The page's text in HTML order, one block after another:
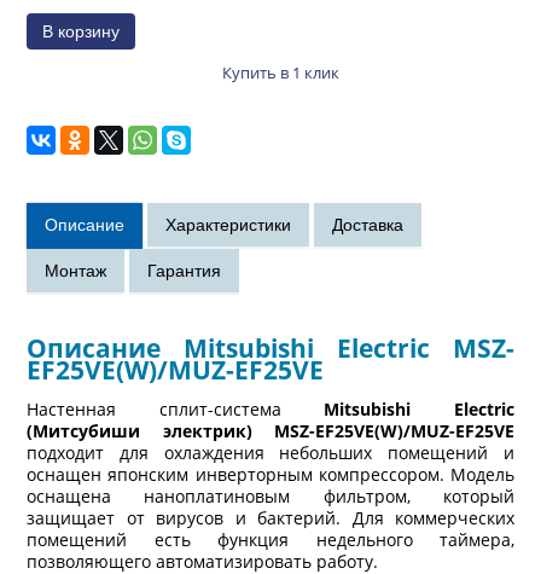
Купить в 1 клик
Описание Mitsubishi Electric MSZ-
EF25VE(W)/MUZ-EF25VE
Настенная сплит-система Mitsubishi Electric
(Митсубиши электрик) MSZ-EF25VE(W)/MUZ-EF25VE
подходит для охлаждения небольших помещений и
оснащен японским инверторным компрессором. Модель
оснащена наноплатиновым фильтром, который
защищает от вирусов и бактерий. Для коммерческих
помещений есть функция недельного таймера,
позволяющего автоматизировать работу.